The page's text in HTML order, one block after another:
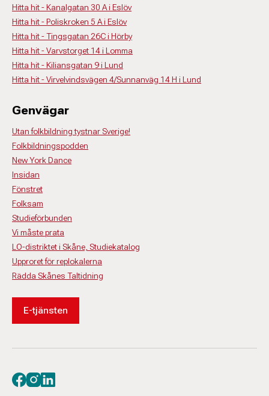
Hitta hit - Kanalgatan 30 A i Eslöv
Hitta hit - Poliskroken 5 A i Eslöv
Hitta hit - Tingsgatan 26C i Hörby
Hitta hit - Varvstorget 14 i Lomma
Hitta hit - Kiliansgatan 9 i Lund
Hitta hit - Virvelvindsvägen 4/Sunnanväg 14 H i Lund
Genvägar
Utan folkbildning tystnar Sverige!
Folkbildningspodden
New York Dance
Insidan
Fönstret
Folksam
Studieförbunden
Vi måste prata
LO-distriktet i Skåne, Studiekatalog
Upproret för replokalerna
Rädda Skånes Taltidning
E-tjänsten
Besök oss på facebook
Besök oss på instagram
Besök oss på linkedin